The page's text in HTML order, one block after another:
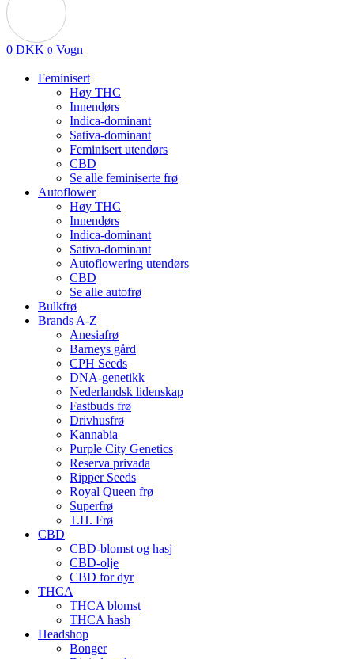
0 DKK 0 Vogn
Feminisert
Høy THC
Innendørs
Indica-dominant
Sativa-dominant
Feminisert utendørs
CBD
Se alle feminiserte frø
Autoflower
Høy THC
Innendørs
Indica-dominant
Sativa-dominant
Autoflowering utendørs
CBD
Se alle autofrø
Bulkfrø
Brands A-Z
Anesiafrø
Barneys gård
CPH Seeds
DNA-genetikk
Nederlandsk lidenskap
Fastbuds frø
Drivhusfrø
Kannabia
Purple City Genetics
Reserva privada
Ripper Seeds
Royal Queen frø
Superfrø
T.H. Frø
CBD
CBD-blomst og hasj
CBD-olje
CBD for dyr
THCA
THCA blomst
THCA hash
Headshop
Bonger